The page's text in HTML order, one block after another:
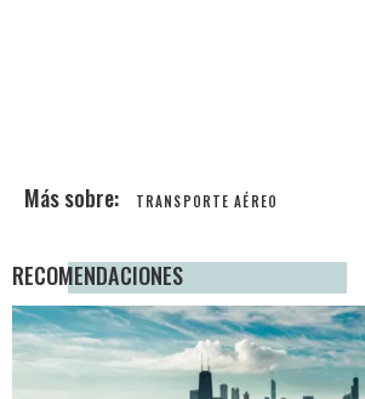
TRANSPORTE AÉREO
RECOMENDACIONES